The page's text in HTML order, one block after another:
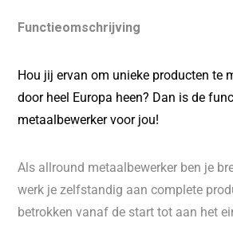
Functieomschrijving
Hou jij ervan om unieke producten te
door heel Europa heen? Dan is de
metaalbewerker voor jou!
Als allround metaalbewerker ben je
werk je zelfstandig aan complete
betrokken vanaf de start tot aan het